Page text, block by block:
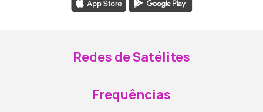
Redes de Satélites
Frequências